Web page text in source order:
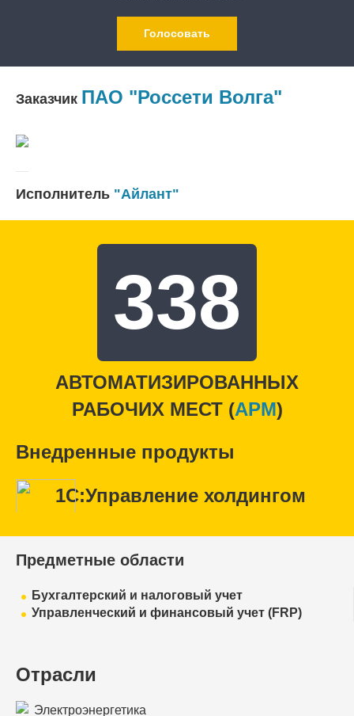
Голосовать
Заказчик ПАО "Россети Волга"
Исполнитель "Айлант"
338
АВТОМАТИЗИРОВАННЫХ
РАБОЧИХ МЕСТ (APM)
Внедренные продукты
1С:Управление холдингом
Предметные области
Бухгалтерский и налоговый учет
Управленческий и финансовый учет (FRP)
Отрасли
Электроэнергетика